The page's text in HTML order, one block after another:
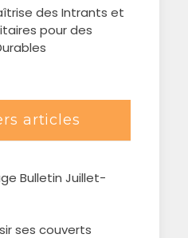
des Intrants et
pour des
articles
Bulletin Juillet-